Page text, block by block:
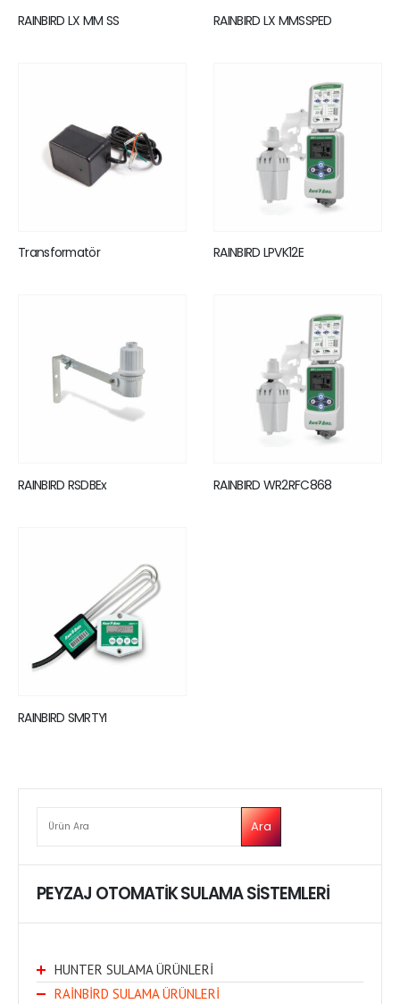
RAINBIRD LX MM SS RAINBIRD LX MMSSPED
Transformatör RAINBIRD LPVK12E
RAINBIRD RSDBEx RAINBIRD WR2RFC868
RAINBIRD SMRTYI
Ara
PEYZAJ OTOMATİK SULAMA SİSTEMLERİ
HUNTER SULAMA ÜRÜNLERİ
RAİNBİRD SULAMA ÜRÜNLERİ